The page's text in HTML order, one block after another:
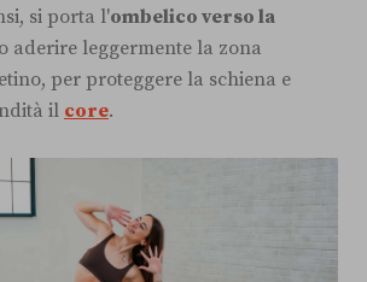
si porta l'ombelico verso la
aderire leggermente la zona
per proteggere la schiena e
il core.